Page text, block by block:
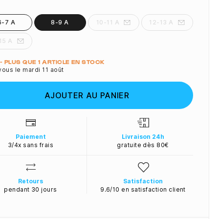
7 A 8-9 A 10-11 A 12-13 A
A
PLUS QUE 1 ARTICLE EN STOCK
le mardi 11 août
AJOUTER AU PANIER
Paiement
3/4x sans frais
Livraison 24h
gratuite dès 80€
Retours
pendant 30 jours
Satisfaction
9.6/10 en satisfaction client